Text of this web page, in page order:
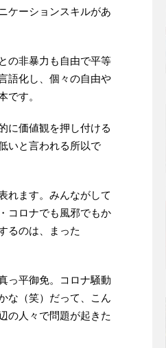
ケーションスキルがあ
の非暴力も自由で平等
語化し、個々の自由や
です。
に価値観を押し付ける
いと言われる所以で
れます。みんながして
コロナでも風邪でもか
るのは、まった
っ平御免。コロナ騒動
な（笑）だって、こん
の人々で問題が起きた